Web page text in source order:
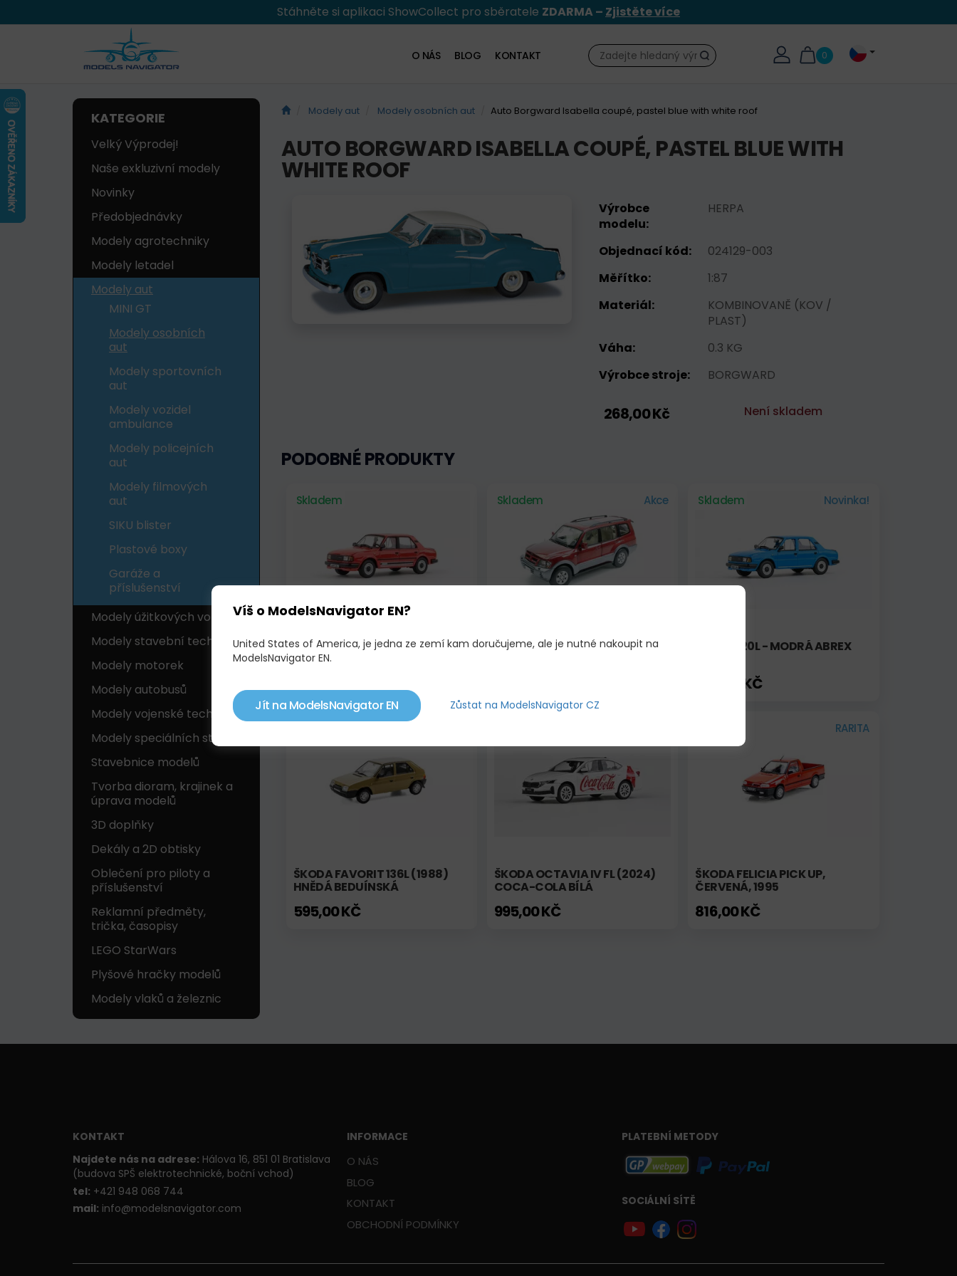
Stáhněte si aplikaci ShowCollect pro sběratele ZDARMA – Zjistěte více
0
Hledat
O NÁS BLOG KONTAKT
KATEGORIE
Velký Výprodej!
Naše exkluzivní modely
Novinky
Předobjednávky
Modely agrotechniky
Modely letadel
Modely aut
MINI GT
Modely osobních
aut
Modely sportovních
aut
Modely vozidel
ambulance
Modely policejních
aut
Modely filmových
aut
SIKU blister
Plastové boxy
Garáže a
příslušenství
Modely úžitkových vozidel
Modely stavební techniky
Modely motorek
Modely autobusů
Modely vojenské techniky
Modely speciálních strojů
Stavebnice modelů
Tvorba dioram, krajinek a
úprava modelů
3D doplňky
Dekály a 2D obtisky
Oblečení pro piloty a
příslušenství
Reklamní předměty,
trička, časopisy
LEGO StarWars
Plyšové hračky modelů
Modely vlaků a železnic
Modely aut Modely osobních aut Auto Borgward Isabella coupé, pastel blue with white roof
AUTO BORGWARD ISABELLA COUPÉ, PASTEL BLUE WITH
WHITE ROOF
Výrobce
modelu:
HERPA
Objednací kód:
024129-003
Měřítko:
1:87
Materiál:
KOMBINOVANĚ (KOV /
PLAST)
Váha:
0.3 KG
Výrobce stroje:
BORGWARD
268,00 Kč Není skladem
PODOBNÉ PRODUKTY
Skladem
ŠKODA 120L (1984) - ČERVENÁ
ŠÍPKOVÁ
Skladem Akce
MITSUBISHI PAJERO V73
Skladem Novinka!
ŠKODA 120L - MODRÁ ABREX
795,00 KČ
ŠKODA FAVORIT 136L (1988)
HNĚDÁ BEDUÍNSKÁ
595,00 KČ
ŠKODA OCTAVIA IV FL (2024)
COCA-COLA BÍLÁ
995,00 KČ
RARITA
ŠKODA FELICIA PICK UP,
ČERVENÁ, 1995
816,00 KČ
KONTAKT
Najdete nás na adrese: Hálova 16, 851 01 Bratislava
(budova SPŠ elektrotechnické, boční vchod)
tel: +421 948 068 744
mail: info@modelsnavigator.com
INFORMACE
O NÁS
BLOG
KONTAKT
OBCHODNÍ PODMÍNKY
PLATEBNÍ METODY
SOCIÁLNÍ SÍTĚ
Víš o ModelsNavigator EN?
United States of America, je jedna ze zemí kam doručujeme, ale je nutné nakoupit na
ModelsNavigator EN.
Jít na ModelsNavigator EN Zůstat na ModelsNavigator CZ